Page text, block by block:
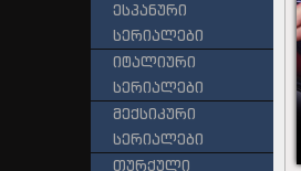
ესპანური
სერიალები
იტალიური
სერიალები
მექსიკური
სერიალები
თურქული